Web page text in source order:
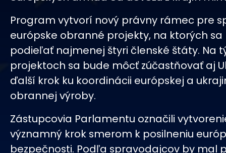
Program vytvorí nový právny rámec pre
európske obranné projekty, na ktorých sa
podieľať najmenej štyri členské štáty. Na
projektoch sa bude môcť zúčastňovať aj
ďalší krok ku koordinácii európskej a
obrannej výroby.
Zástupcovia Parlamentu označili
významný krok smerom k posilneniu
bezpečnosti. Podľa spravodajcov by mal